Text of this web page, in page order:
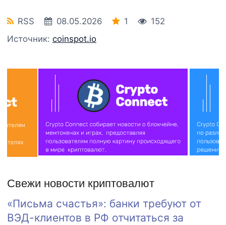
RSS 08.05.2026 1
152
Источник: coinspot.io
Свежи новости криптовалют
«Письма счастья»: банки требуют от
ВЭД-клиентов в РФ отчитаться за